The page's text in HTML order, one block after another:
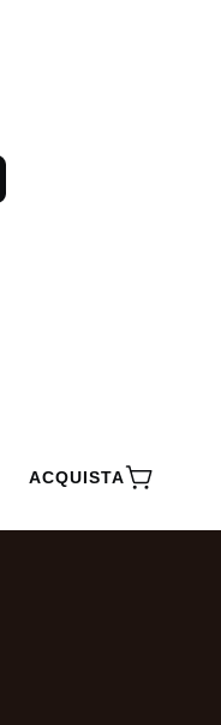
ACQUISTA